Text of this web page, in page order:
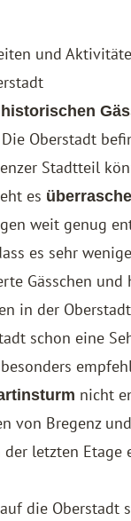
und
historischen
Oberstadt
Stadtteil
es
weit genug
es sehr
Gässchen und
in der Oberstadt
schon eine
nicht
von Bregenz
letzten
die Oberstadt